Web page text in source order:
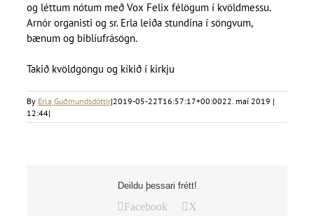
og léttum nótum með Vox Felix félögum í kvöldmessu.
Arnór organisti og sr. Erla leiða stundina í söngvum,
bænum og biblíufrásögn.
Takið kvöldgöngu og kíkið í kirkju
By Erla Guðmundsdóttir|2019-05-22T16:57:17+00:0022. maí 2019 |
12:44|
Deildu þessari frétt!
Facebook X